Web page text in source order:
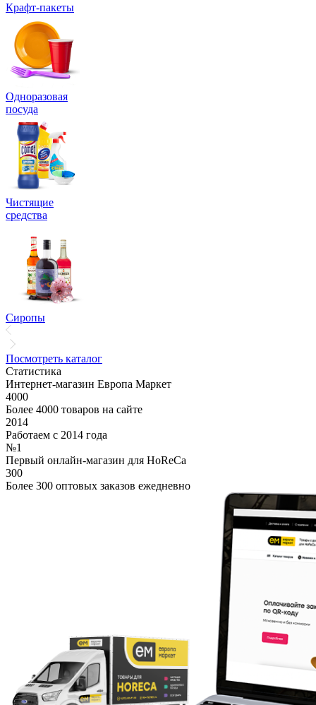
Крафт-пакеты
Одноразовая
посуда
Чистящие
средства
Сиропы
Посмотреть каталог
Статистика
Интернет-магазин Европа Маркет
4000
Более 4000 товаров на сайте
2014
Работаем с 2014 года
№1
Первый онлайн-магазин для HoReCa
300
Более 300 оптовых заказов ежедневно